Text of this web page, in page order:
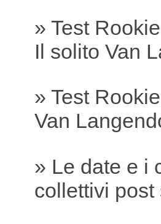
» Test
Il solito Van
» Test
Van
» Le date e i
collettivi